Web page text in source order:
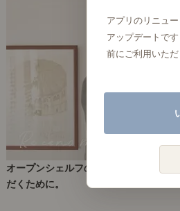
オープンシェルフの地震対策を解説！
だくために。
アプリのリニュ
アップデートで
前にご利用いた